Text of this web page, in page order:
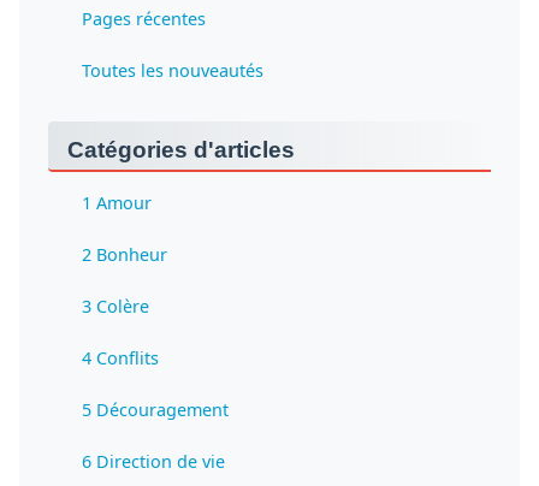
Pages récentes
Toutes les nouveautés
Catégories d'articles
1 Amour
2 Bonheur
3 Colère
4 Conflits
5 Découragement
6 Direction de vie